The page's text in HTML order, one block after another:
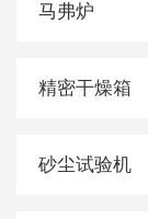
马弗炉
精密干燥箱
砂尘试验机